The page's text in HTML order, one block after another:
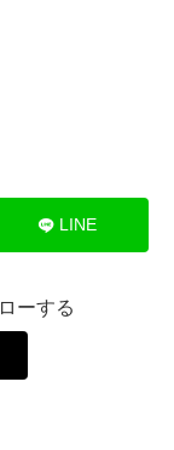
LINE
ーする